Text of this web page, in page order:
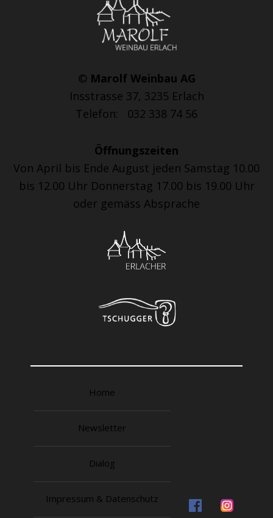
© Marolf Weinbau AG
Insstrasse 37, 3235 Erlach
Telefon: 032 338 74 56
Öffnungszeiten
Von April bis Ende August jeden Samstag 10.00
bis 12.00 Uhr Donnerstag 17.00 bis 19.00 Uhr
oder gemäss Absprache
Home
Newsletter
Dialog
Impressum & Datenschutz